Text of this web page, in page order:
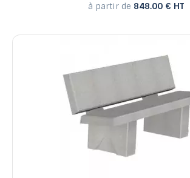
à partir de 848.00 € HT